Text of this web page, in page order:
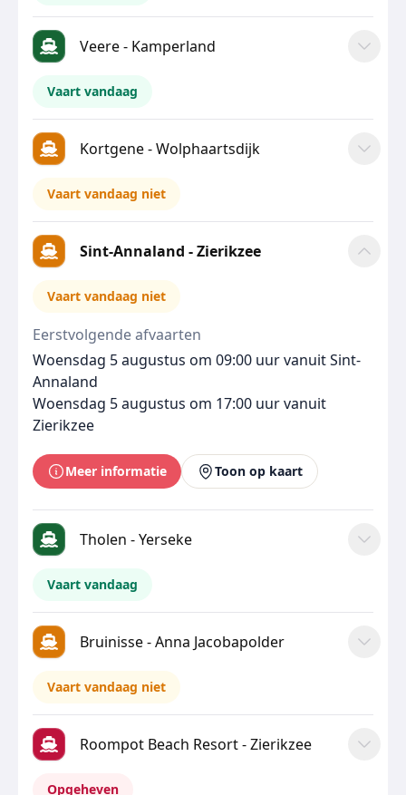
Veere - Kamperland
Vaart vandaag
Kortgene - Wolphaartsdijk
Vaart vandaag niet
Sint-Annaland - Zierikzee
Vaart vandaag niet
Eerstvolgende afvaarten
Woensdag 5 augustus om 09:00 uur vanuit Sint-
Annaland
Woensdag 5 augustus om 17:00 uur vanuit
Zierikzee
Meer informatie Toon op kaart
Tholen - Yerseke
Vaart vandaag
Bruinisse - Anna Jacobapolder
Vaart vandaag niet
Roompot Beach Resort - Zierikzee
Opgeheven